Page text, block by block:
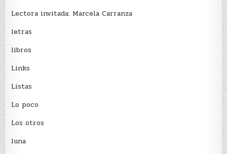
Lectora invitada: Marcela Carranza
letras
libros
Links
Listas
Lo poco
Los otros
luna